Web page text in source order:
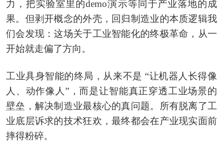
力，把实验室里的demo演示等同于产业落地的成
果。但剥开概念的外壳，回归制造业的本质逻辑我
们会发现：这场关于工业智能化的终极革命，从一
开始就走偏了方向。
工业具身智能的终局，从来不是 “让机器人长得像
人、动作像人”，而是让智能真正穿透工业场景的
壁垒，解决制造业最核心的真问题。所有脱离了工
业底层诉求的技术狂欢，最终都会在产业现实面前
摔得粉碎。